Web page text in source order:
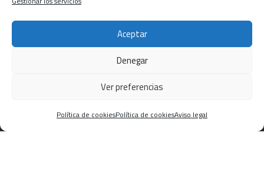
Aceptar
Denegar
Ver preferencias
Política de cookiesPolítica de cookiesAviso legal
C/ Barcelona, 74 – Tortosa 43500
T 977445339 / M 607333789
info@alsocasals.com